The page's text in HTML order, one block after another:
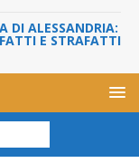
DI ALESSANDRIA:
E STRAFATTI